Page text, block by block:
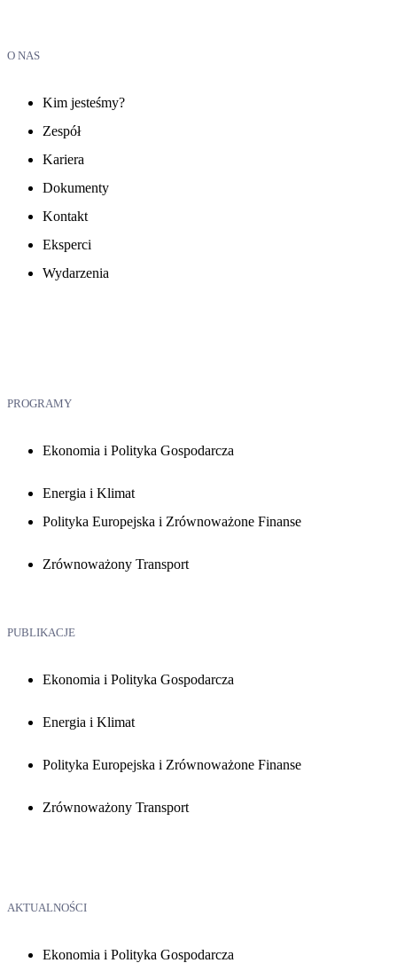
O NAS
Kim jesteśmy?
Zespół
Kariera
Dokumenty
Kontakt
Eksperci
Wydarzenia
PROGRAMY
Ekonomia i Polityka Gospodarcza
Energia i Klimat
Polityka Europejska i Zrównoważone Finanse
Zrównoważony Transport
PUBLIKACJE
Ekonomia i Polityka Gospodarcza
Energia i Klimat
Polityka Europejska i Zrównoważone Finanse
Zrównoważony Transport
AKTUALNOŚCI
Ekonomia i Polityka Gospodarcza